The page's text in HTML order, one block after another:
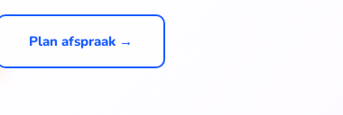
Plan afspraak →